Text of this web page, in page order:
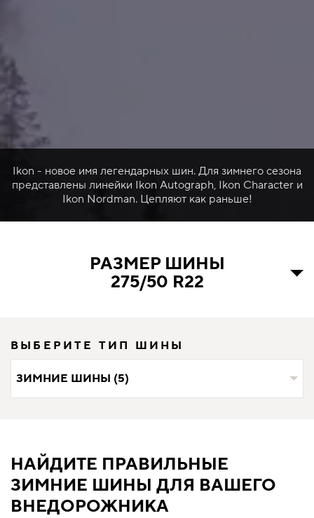
Ikon - новое имя легендарных шин. Для зимнего сезона
представлены линейки Ikon Autograph, Ikon Character и
Ikon Nordman. Цепляют как раньше!
РАЗМЕР ШИНЫ
275/50 R22
ВЫБЕРИТЕ ТИП ШИНЫ
ЗИМНИЕ ШИНЫ (5)
НАЙДИТЕ ПРАВИЛЬНЫЕ
ЗИМНИЕ ШИНЫ ДЛЯ ВАШЕГО
ВНЕДОРОЖНИКА